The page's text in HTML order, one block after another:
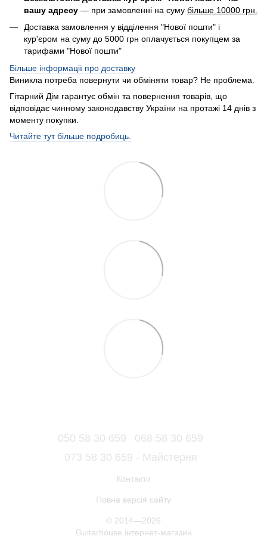
вашу адресу — при замовленні на суму більше 10000 грн.
Доставка замовлення у відділення "Нової пошти" і
кур'єром на суму до 5000 грн оплачується покупцем за
тарифами "Нової пошти"
Більше інформації про доставку
Виникла потреба повернути чи обміняти товар? Не проблема.
Гітарний Дім гарантує обмін та повернення товарів, що
відповідає чинному законодавству України на протажі 14 днів з
моменту покупки.
Читайте тут більше подробиць.
050 58 30 659
068 58 30 659
073 58 30 659 - Майстерня
Контакти
Повна версія сайту
© 2014—2026
Guitarhouse інтернет-магазин